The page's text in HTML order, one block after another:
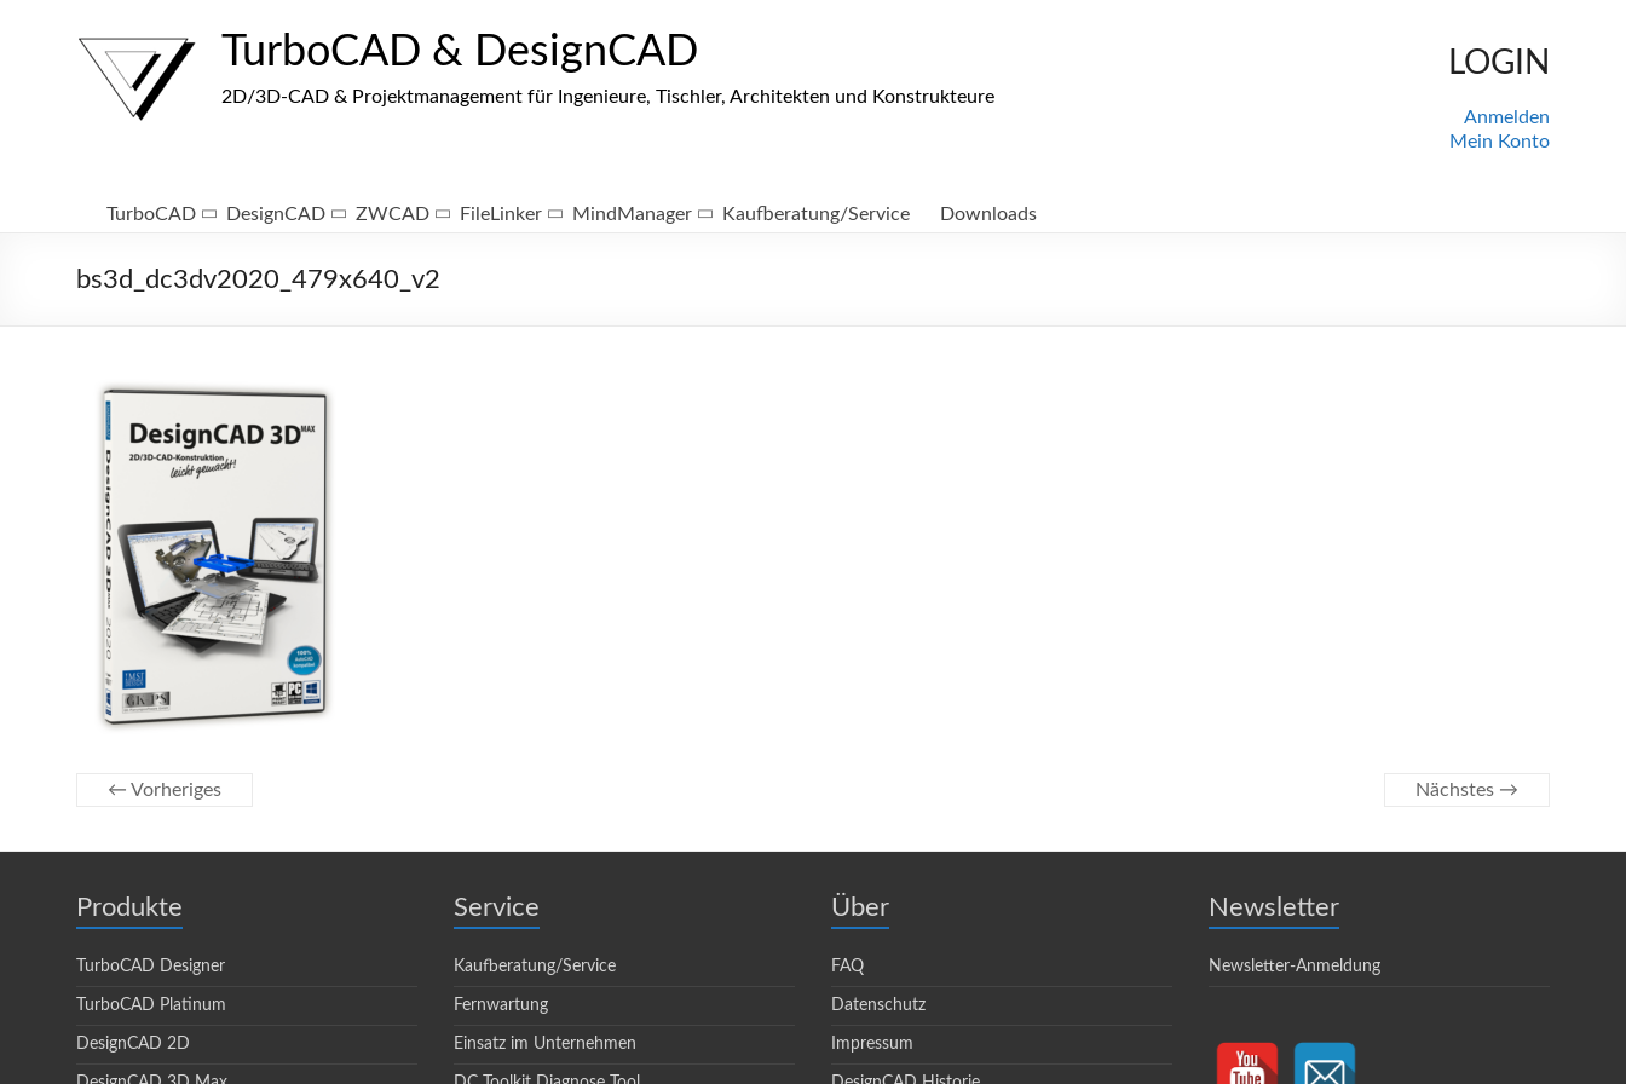
TurboCAD & DesignCAD
2D/3D-CAD & Projektmanagement für Ingenieure, Tischler, Architekten und Konstrukteure
LOGIN
Anmelden
Mein Konto
TurboCAD DesignCAD ZWCAD FileLinker MindManager Kaufberatung/Service Downloads
bs3d_dc3dv2020_479x640_v2
← Vorheriges Nächstes →
Produkte
TurboCAD Designer
TurboCAD Platinum
DesignCAD 2D
Service
Kaufberatung/Service
Fernwartung
Einsatz im Unternehmen
Über
FAQ
Datenschutz
Impressum
Newsletter
Newsletter-Anmeldung